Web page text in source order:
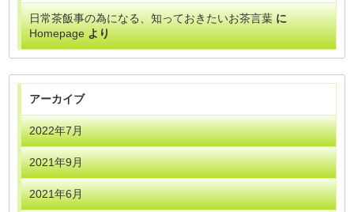
日常茶飯事の為になる、知っておきたいお茶言葉に
Homepageより
アーカイブ
2022年7月
2021年9月
2021年6月